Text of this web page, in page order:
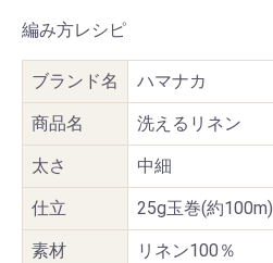
編み方レシピ
ブランド名 ハマナカ
商品名 洗えるリネン
太さ 中細
仕立 25g玉巻(約100m)
素材 リネン100％